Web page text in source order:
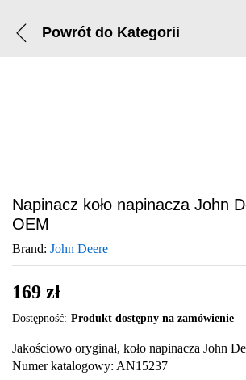
Powrót do Kategorii
Napinacz koło napinacza John
OEM
Brand: John Deere
169 zł
Dostępność: Produkt dostępny na zamówienie
Jakościowo oryginał, koło napinacza John
Numer katalogowy: AN15237